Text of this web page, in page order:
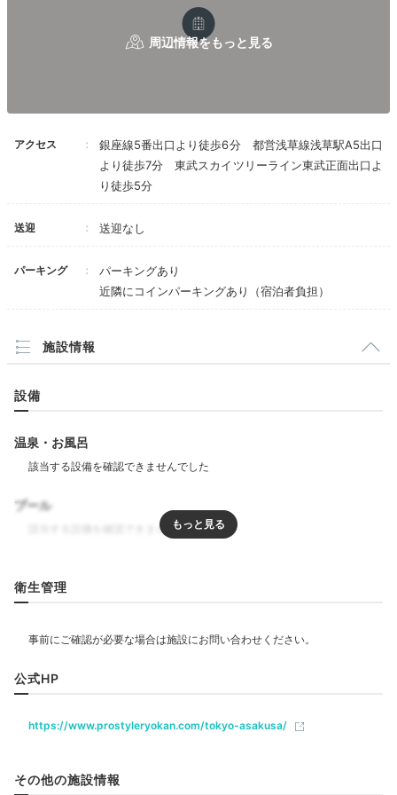
呂付きのお部屋もあります。カップルには、スカイツリ
ーが見える「コーナースイートルーム」や「コーナーツ
「コーナーツインルーム」のお部屋に宿泊しました。ス
が心地良いです。
18:00
肉庵「小滝野」の
アクセス
銀座線5番出口より徒歩6分 都営浅草線浅草駅A5出口
より徒歩7分 東武スカイツリーライン東武正面出口よ
り徒歩5分
送迎 送迎なし
パーキング
パーキングあり
近隣にコインパーキングあり（宿泊者負担）
施設情報
設備
温泉・お風呂
プール
サウナ
飲食
レストラン
ベビー＆子供関連
部屋情報
衛生管理
公式HP
https://www.prostyleryokan.com/tokyo-asakusa/
その他の施設情報